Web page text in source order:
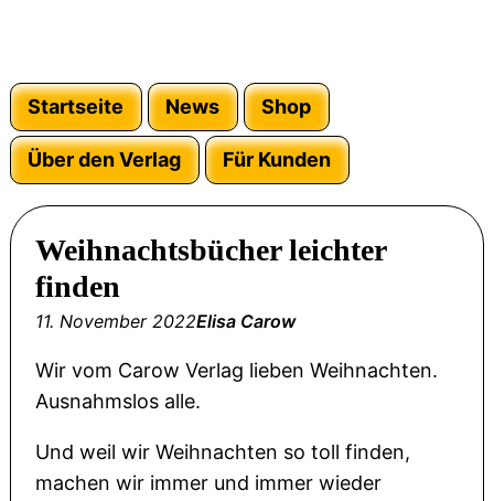
Startseite News Shop
Über den Verlag Für Kunden
Weihnachtsbücher leichter
finden
11. November 2022Elisa Carow
Wir vom Carow Verlag lieben Weihnachten.
Ausnahmslos alle.
Und weil wir Weihnachten so toll finden,
machen wir immer und immer wieder